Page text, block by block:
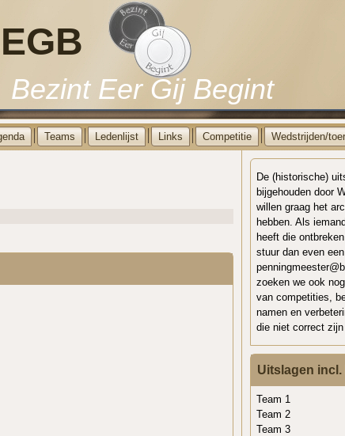
Bezint Eer Gij Begint
Teams Ledenlijst Links Competitie Wedstrijden/
De (historische)
bijgehouden door
willen graag het
hebben. Als
heeft die
stuur dan even
zoeken we ook
van competities,
namen en
die niet correct
Uitslagen
Team 1
Team 2
Team 3